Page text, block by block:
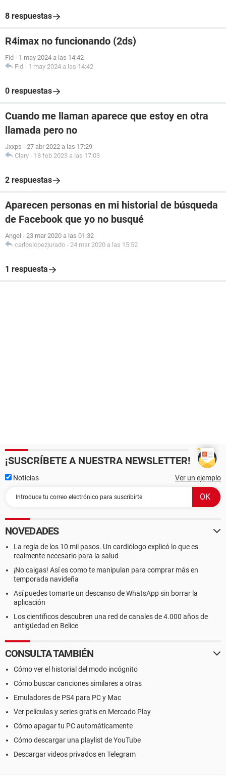
8 respuestas
R4imax no funcionando (2ds)
Fid - 1 may 2024 a las 14:42
Fid - 1 may 2024 a las 14:42
0 respuestas
Cuando me llaman aparece que estoy en otra
llamada pero no
Jxxps - 27 abr 2022 a las 17:29
Clary - 18 feb 2023 a las 17:03
2 respuestas
Aparecen personas en mi historial de búsqueda
de Facebook que yo no busqué
Angel - 23 mar 2020 a las 01:32
carloslopezjurado - 24 mar 2020 a las 15:52
1 respuesta
¡SUSCRÍBETE A NUESTRA NEWSLETTER!
Noticias Ver un ejemplo
NOVEDADES
La regla de los 10 mil pasos. Un cardiólogo explicó lo que es
realmente necesario para la salud
¡No caigas! Así es como te manipulan para comprar más en
temporada navideña
Así puedes tomarte un descanso de WhatsApp sin borrar la
aplicación
Los científicos descubren una red de canales de 4.000 años de
antigüedad en Belice
CONSULTA TAMBIÉN
Cómo ver el historial del modo incógnito
Cómo buscar canciones similares a otras
Emuladores de PS4 para PC y Mac
Ver películas y series gratis en Mercado Play
Cómo apagar tu PC automáticamente
Cómo descargar una playlist de YouTube
Descargar videos privados en Telegram